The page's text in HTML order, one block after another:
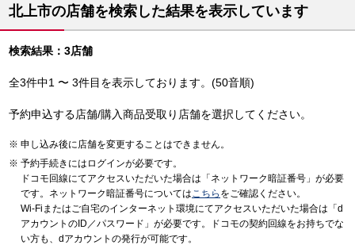
北上市の店舗を検索した結果を表示しています
検索結果：3店舗
全3件中1 〜 3件目を表示しております。(50音順)
予約申込する店舗/購入商品受取り店舗を選択してください。
申し込み後に店舗を変更することはできません。
予約手続きにはログインが必要です。
ドコモ回線にてアクセスいただいた場合は「ネットワーク暗証番号」が必要
です。ネットワーク暗証番号についてはこちら をご確認ください。
Wi-Fiまたはご自宅のインターネット環境にてアクセスいただいた場合は「d
アカウントのID／パスワード」が必要です。ドコモの契約回線をお持ちでな
い方も、dアカウントの発行が可能です。